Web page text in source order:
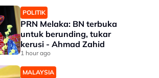
POLITIK
PRN Melaka: BN terbuka
untuk berunding, tukar
kerusi - Ahmad Zahid
1 hour ago
MALAYSIA